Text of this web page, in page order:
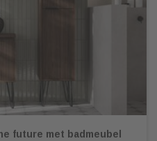
future met badmeubel